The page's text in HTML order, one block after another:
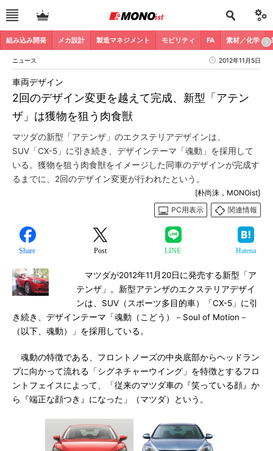
組み込み開発 メカ設計 製造マネジメント モビリティ FA 素材／化学
ニュース 2012年11月5日
2回のデザイン変更を越えて完成、新型「アテン
ザ」は獲物を狙う肉食獣
車両デザイン
マツダの新型「アテンザ」のエクステリアデザインは、
SUV「CX-5」に引き続き、デザインテーマ「魂動」を採用して
いる。獲物を狙う肉食獣をイメージした同車のデザインが完成す
るまでに、2回のデザイン変更が行われたという。
[朴尚洙，MONOist]
PC用表示
関連情報
Share Post LINE Hatena
マツダが2012年11月20日に発売する新型「ア
テンザ」。新型アテンザのエクステリアデザイ
ンは、SUV（スポーツ多目的車）「CX-5」に引
き続き、デザインテーマ「魂動（こどう）－Soul of Motion－
（以下、魂動）」を採用している。
魂動の特徴である、フロントノーズの中央底部からヘッドラン
プに向かって流れる「シグネチャーウイング」を特徴とするフロ
ントフェイスによって、「従来のマツダ車の『笑っている顔』か
ら『端正な顔つき』になった」（マツダ）という。